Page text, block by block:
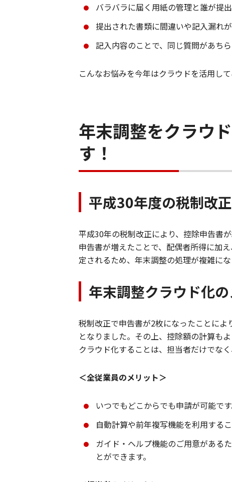
バラバラに届く用紙の管理と誰が提
提出された書類に間違いや記入漏れ
記入内容のことで、同じ質問があち
こんなお悩みを今年はクラウドを活用し
年末調整をクラウ
す！
平成30年度の税制改
平成30年の税制改正により、控除申告書
申告書が増えたことで、配偶者所得に加
定されるため、年末調整の処理が複雑にな
年末調整クラウド化
税制改正で申告書が2枚になったことに
となりました。その上、控除額の計算もよ
クラウド化することは、担当者だけでな
＜全従業員のメリット＞
いつでもどこからでも申請が可能です
自動計算や前年複写機能を利用する
ガイド・ヘルプ機能のご用意がある
とができます。